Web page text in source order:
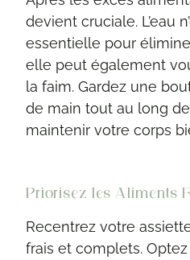
devient cruciale. L’eau
essentielle pour
elle peut également
la faim. Gardez une
de main tout au long
maintenir votre corps
Priorisez les Aliments
Recentrez votre
frais et complets.